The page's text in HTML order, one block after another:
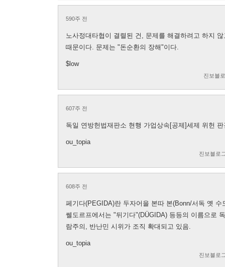
590주 전
노사정대타협이 결렬된 건, 문제를 해결하려고 하지
때문이다. 문제는 "돈순환의 장해"이다.
$low
진보블
607주 전
독일 연방헌법재판소 현행 가업상속[공제]세제 위헌 판
ou_topia
진보블로
608주 전
페기다(PEGIDA)란 두자어을 본따 본(Bonn/서독 옛
쎌도르프에서는 "뒤기다"(DÜGIDA) 등등의 이름으로
람주의, 반난민 시위가 조직 확대되고 있음.
ou_topia
진보블로